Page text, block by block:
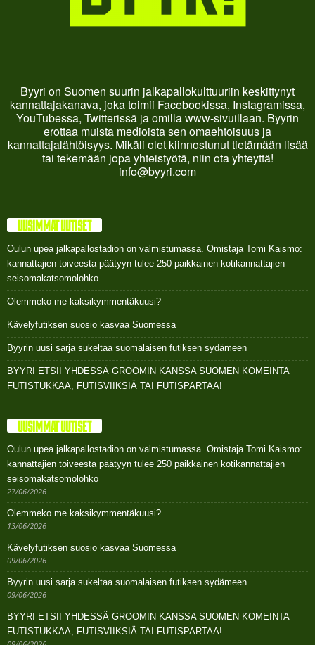
Byyri on Suomen suurin jalkapallokulttuuriin keskittynyt
kannattajakanava, joka toimii Facebookissa, Instagramissa,
YouTubessa, Twitterissä ja omilla www-sivuillaan. Byyrin
erottaa muista medioista sen omaehtoisuus ja
kannattajalähtöisyys. Mikäli olet kiinnostunut tietämään lisää
tai tekemään jopa yhteistyötä, niin ota yhteyttä!
info@byyri.com
UUSIMMAT UUTISET
Oulun upea jalkapallostadion on valmistumassa. Omistaja Tomi Kaismo:
kannattajien toiveesta päätyyn tulee 250 paikkainen kotikannattajien
seisomakatsomolohko
Olemmeko me kaksikymmentäkuusi?
Kävelyfutiksen suosio kasvaa Suomessa
Byyrin uusi sarja sukeltaa suomalaisen futiksen sydämeen
BYYRI ETSII YHDESSÄ GROOMIN KANSSA SUOMEN KOMEINTA
FUTISTUKKAA, FUTISVIIKSIÄ TAI FUTISPARTAA!
UUSIMMAT UUTISET
Oulun upea jalkapallostadion on valmistumassa. Omistaja Tomi Kaismo:
kannattajien toiveesta päätyyn tulee 250 paikkainen kotikannattajien
seisomakatsomolohko
27/06/2026
Olemmeko me kaksikymmentäkuusi?
13/06/2026
Kävelyfutiksen suosio kasvaa Suomessa
09/06/2026
Byyrin uusi sarja sukeltaa suomalaisen futiksen sydämeen
09/06/2026
BYYRI ETSII YHDESSÄ GROOMIN KANSSA SUOMEN KOMEINTA
FUTISTUKKAA, FUTISVIIKSIÄ TAI FUTISPARTAA!